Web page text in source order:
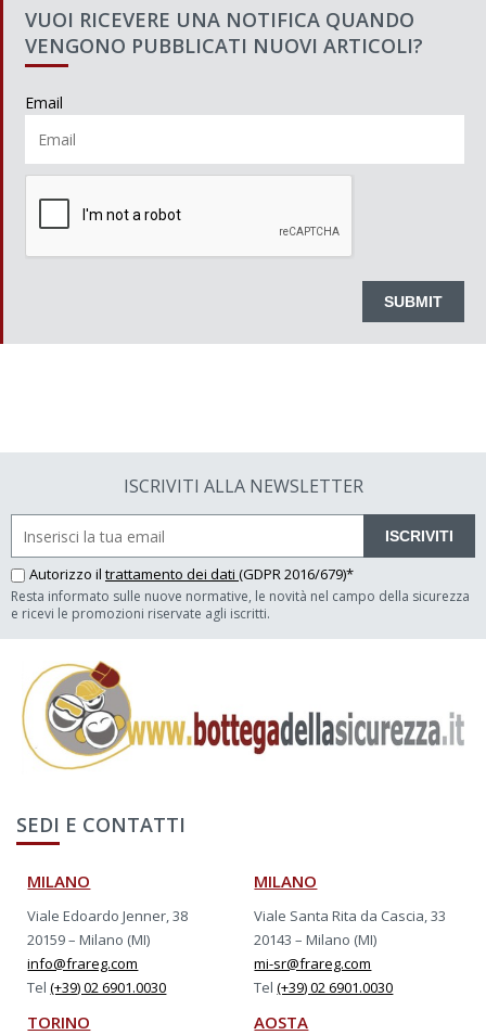
VUOI RICEVERE UNA NOTIFICA QUANDO
VENGONO PUBBLICATI NUOVI ARTICOLI?
Email
ISCRIVITI ALLA NEWSLETTER
ISCRIVITI
Autorizzo il trattamento dei dati (GDPR 2016/679)*
Resta informato sulle nuove normative, le novità nel campo della sicurezza
e ricevi le promozioni riservate agli iscritti.
SEDI E CONTATTI
MILANO
Viale Edoardo Jenner, 38
20159 – Milano (MI)
info@frareg.com
Tel(+39) 02 6901.0030
MILANO
Viale Santa Rita da Cascia, 33
20143 – Milano (MI)
mi-sr@frareg.com
Tel(+39) 02 6901.0030
TORINO AOSTA